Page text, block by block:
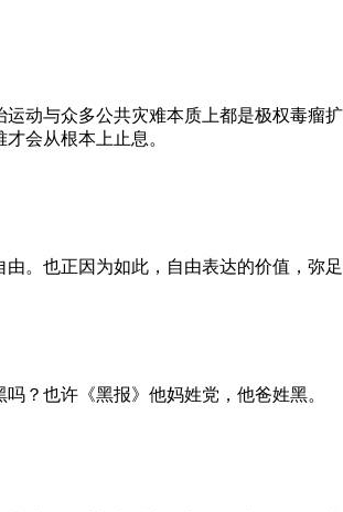
动与众多公共灾难本质上都是极权毒
会从根本上止息。
。也正因为如此，自由表达的价值，弥
？也许《黑报》他妈姓党，他爸姓黑。